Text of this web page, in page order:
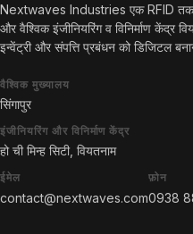
Nextwaves Industries एक RFID
और वैश्विक इंजीनियरिंग व विनिर्माण केंद्र
इन्वेंट्री और संपत्ति प्रबंधन को डिजिटल
वैश्विक मुख्यालय
सिंगापुर
इंजीनियरिंग और विनिर्माण केंद्र
हो ची मिन्ह सिटी, वियतनाम
ईमेल
contact@nextwaves.com
फ़ोन
0938